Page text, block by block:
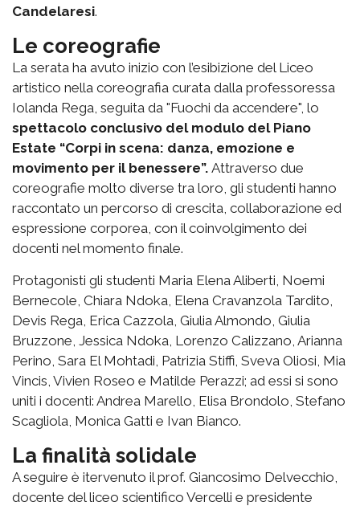
Candelaresi.
Le coreografie
La serata ha avuto inizio con l’esibizione del Liceo
artistico nella coreografia curata dalla professoressa
Iolanda Rega, seguita da "Fuochi da accendere", lo
spettacolo conclusivo del modulo del Piano
Estate “Corpi in scena: danza, emozione e
movimento per il benessere”. Attraverso due
coreografie molto diverse tra loro, gli studenti hanno
raccontato un percorso di crescita, collaborazione ed
espressione corporea, con il coinvolgimento dei
docenti nel momento finale.
Protagonisti gli studenti Maria Elena Aliberti, Noemi
Bernecole, Chiara Ndoka, Elena Cravanzola Tardito,
Devis Rega, Erica Cazzola, Giulia Almondo, Giulia
Bruzzone, Jessica Ndoka, Lorenzo Calizzano, Arianna
Perino, Sara El Mohtadi, Patrizia Stiffi, Sveva Oliosi, Mia
Vincis, Vivien Roseo e Matilde Perazzi; ad essi si sono
uniti i docenti: Andrea Marello, Elisa Brondolo, Stefano
Scagliola, Monica Gatti e Ivan Bianco.
La finalità solidale
A seguire è itervenuto il prof. Giancosimo Delvecchio,
docente del liceo scientifico Vercelli e presidente